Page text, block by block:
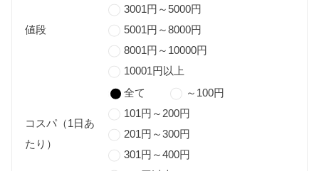
値段
3001円～5000円
5001円～8000円
8001円～10000円
10001円以上
コスパ（1日あ
たり）
全て
～100円
101円～200円
201円～300円
301円～400円